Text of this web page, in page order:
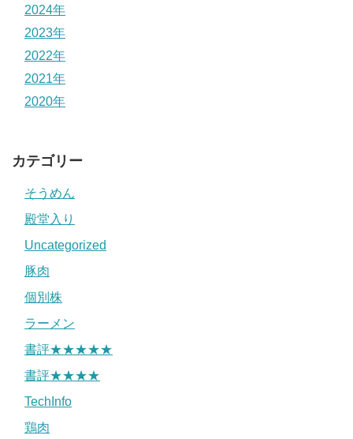
2024年
2023年
2022年
2021年
2020年
カテゴリー
そうめん
殿堂入り
Uncategorized
豚肉
個別株
ラーメン
書評★★★★★
書評★★★★
TechInfo
鶏肉